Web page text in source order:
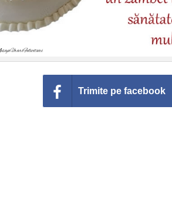
Trimite pe facebook